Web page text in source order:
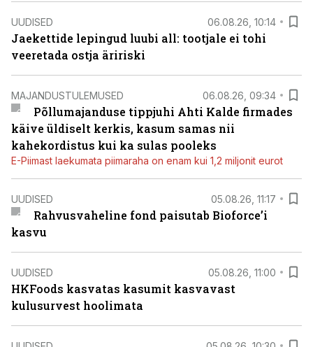
UUDISED 06.08.26, 10:14
Jaekettide lepingud luubi all: tootjale ei tohi
veeretada ostja äririski
MAJANDUSTULEMUSED 06.08.26, 09:34
Põllumajanduse tippjuhi Ahti Kalde firmades
käive üldiselt kerkis, kasum samas nii
kahekordistus kui ka sulas pooleks
E-Piimast laekumata piimaraha on enam kui 1,2 miljonit eurot
UUDISED 05.08.26, 11:17
Rahvusvaheline fond paisutab Bioforce’i
kasvu
UUDISED 05.08.26, 11:00
HKFoods kasvatas kasumit kasvavast
kulusurvest hoolimata